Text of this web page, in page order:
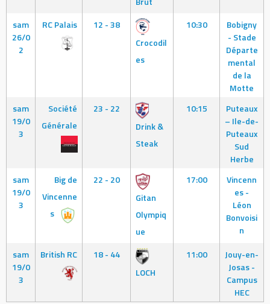
sam
26/0
2
RC Palais
12 - 38
Crocodil
es
10:30
Bobigny
- Stade
Départe
mental
de la
Motte
sam
19/0
3
Société
Générale
23 - 22
Drink &
Steak
10:15
Puteaux
– Ile-de-
Puteaux
Sud
Herbe
sam
19/0
3
Big de
Vincenne
s
22 - 20
Gitan
Olympiq
ue
17:00
Vincenn
es -
Léon
Bonvoisi
n
sam
19/0
3
British RC
18 - 44
LOCH
11:00
Jouy-en-
Josas -
Campus
HEC